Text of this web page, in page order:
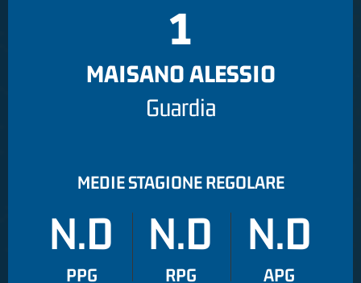
1
MAISANO ALESSIO
Guardia
MEDIE STAGIONE REGOLARE
N.D
PPG
N.D
RPG
N.D
APG